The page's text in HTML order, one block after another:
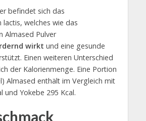
befindet sich das
welches wie das
Almased Pulver
wirkt und eine gesunde
Einen weiteren Unterschied
der Kalorienmenge. Eine Portion
Almased enthält im Vergleich mit
und Yokebe 295 Kcal.